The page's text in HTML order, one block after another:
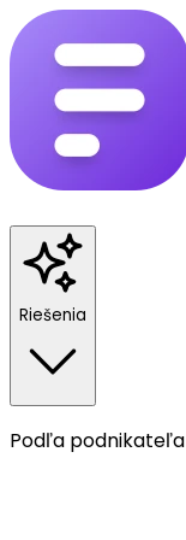
Riešenia
Podľa podnikateľa